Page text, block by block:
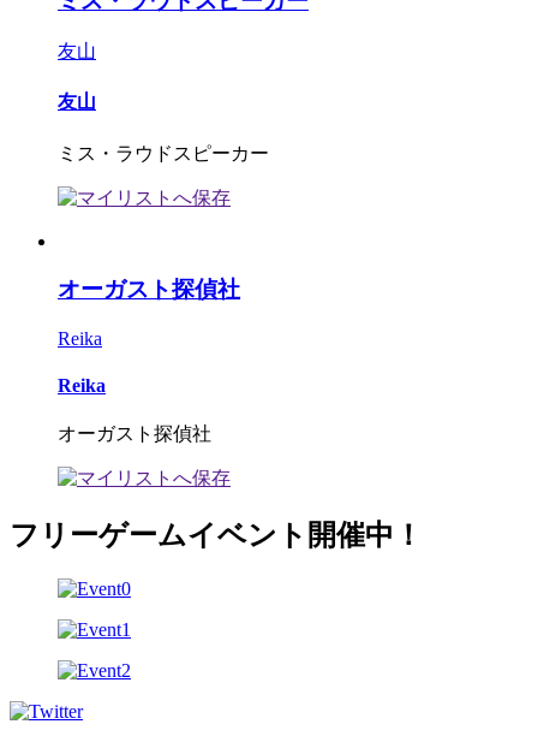
友山
友山
ミス・ラウドスピーカー
オーガスト探偵社
Reika
Reika
オーガスト探偵社
フリーゲームイベント開催中！